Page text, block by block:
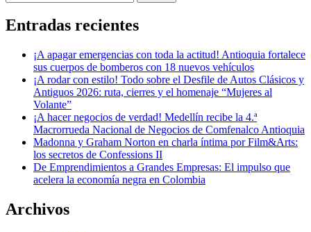
Entradas recientes
¡A apagar emergencias con toda la actitud! Antioquia fortalece
sus cuerpos de bomberos con 18 nuevos vehículos
¡A rodar con estilo! Todo sobre el Desfile de Autos Clásicos y
Antiguos 2026: ruta, cierres y el homenaje “Mujeres al
Volante”
¡A hacer negocios de verdad! Medellín recibe la 4.ª
Macrorrueda Nacional de Negocios de Comfenalco Antioquia
Madonna y Graham Norton en charla íntima por Film&Arts:
los secretos de Confessions II
De Emprendimientos a Grandes Empresas: El impulso que
acelera la economía negra en Colombia
Archivos